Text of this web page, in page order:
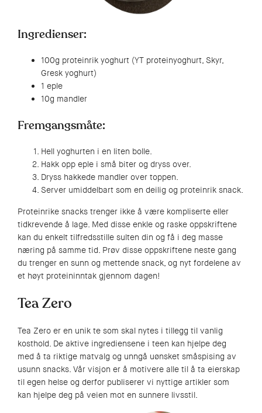
Ingredienser:
100g proteinrik yoghurt (YT proteinyoghurt, Skyr,
Gresk yoghurt)
1 eple
10g mandler
Fremgangsmåte:
Hell yoghurten i en liten bolle.
Hakk opp eple i små biter og dryss over.
Dryss hakkede mandler over toppen.
Server umiddelbart som en deilig og proteinrik snack.
Proteinrike snacks trenger ikke å være kompliserte eller
tidkrevende å lage. Med disse enkle og raske oppskriftene
kan du enkelt tilfredsstille sulten din og få i deg masse
næring på samme tid. Prøv disse oppskriftene neste gang
du trenger en sunn og mettende snack, og nyt fordelene av
et høyt proteininntak gjennom dagen!
Tea Zero
Tea Zero er en unik te som skal nytes i tillegg til vanlig
kosthold. De aktive ingrediensene i teen kan hjelpe deg
med å ta riktige matvalg og unngå uønsket småspising av
usunn snacks. Vår visjon er å motivere alle til å ta eierskap
til egen helse og derfor publiserer vi nyttige artikler som
kan hjelpe deg på veien mot en sunnere livsstil.